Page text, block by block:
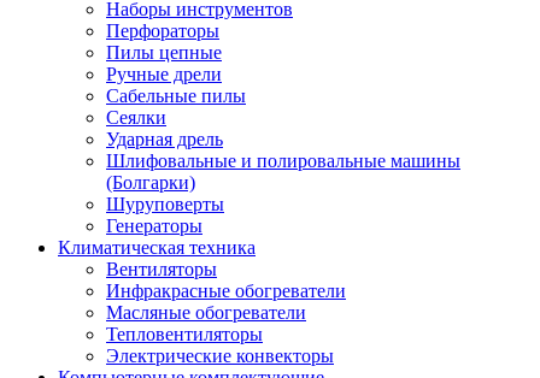
Наборы инструментов
Перфораторы
Пилы цепные
Ручные дрели
Сабельные пилы
Сеялки
Ударная дрель
Шлифовальные и полировальные машины
(Болгарки)
Шуруповерты
Генераторы
Климатическая техника
Вентиляторы
Инфракрасные обогреватели
Масляные обогреватели
Тепловентиляторы
Электрические конвекторы